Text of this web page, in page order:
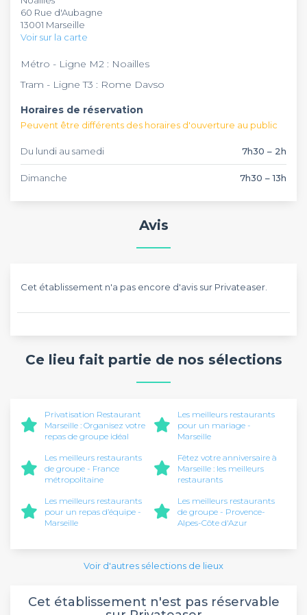
sonore. Le service est assuré par une équipe attentionnée
et à l'écoute, garantissant une expérience conviviale pour
vos événements de groupe.
ambiance chaleureuse. Le restaurant propose également
un service de vente à emporter pour déguster la cuisine
africaine où vous le souhaitez. L'établissement accepte les
l'organisation de vos événements.
60 Rue d'Aubagne
13001 Marseille
Voir sur la carte
Métro - Ligne M2 : Noailles
Tram - Ligne T3 : Rome Davso
Horaires de réservation
Peuvent être différents des horaires d'ouverture au public
Du lundi au samedi 7h30 – 2h
Dimanche 7h30 – 13h
Avis
Cet établissement n'a pas encore d'avis sur Privateaser.
Ce lieu fait partie de nos sélections
Privatisation Restaurant
Marseille : Organisez votre
repas de groupe idéal
Les meilleurs restaurants
pour un mariage -
Marseille
Les meilleurs restaurants
de groupe - France
métropolitaine
Fêtez votre anniversaire à
Marseille : les meilleurs
restaurants
Les meilleurs restaurants
pour un repas d’équipe -
Marseille
Les meilleurs restaurants
de groupe - Provence-
Alpes-Côte d'Azur
Voir d'autres sélections de lieux
Cet établissement n'est pas réservable